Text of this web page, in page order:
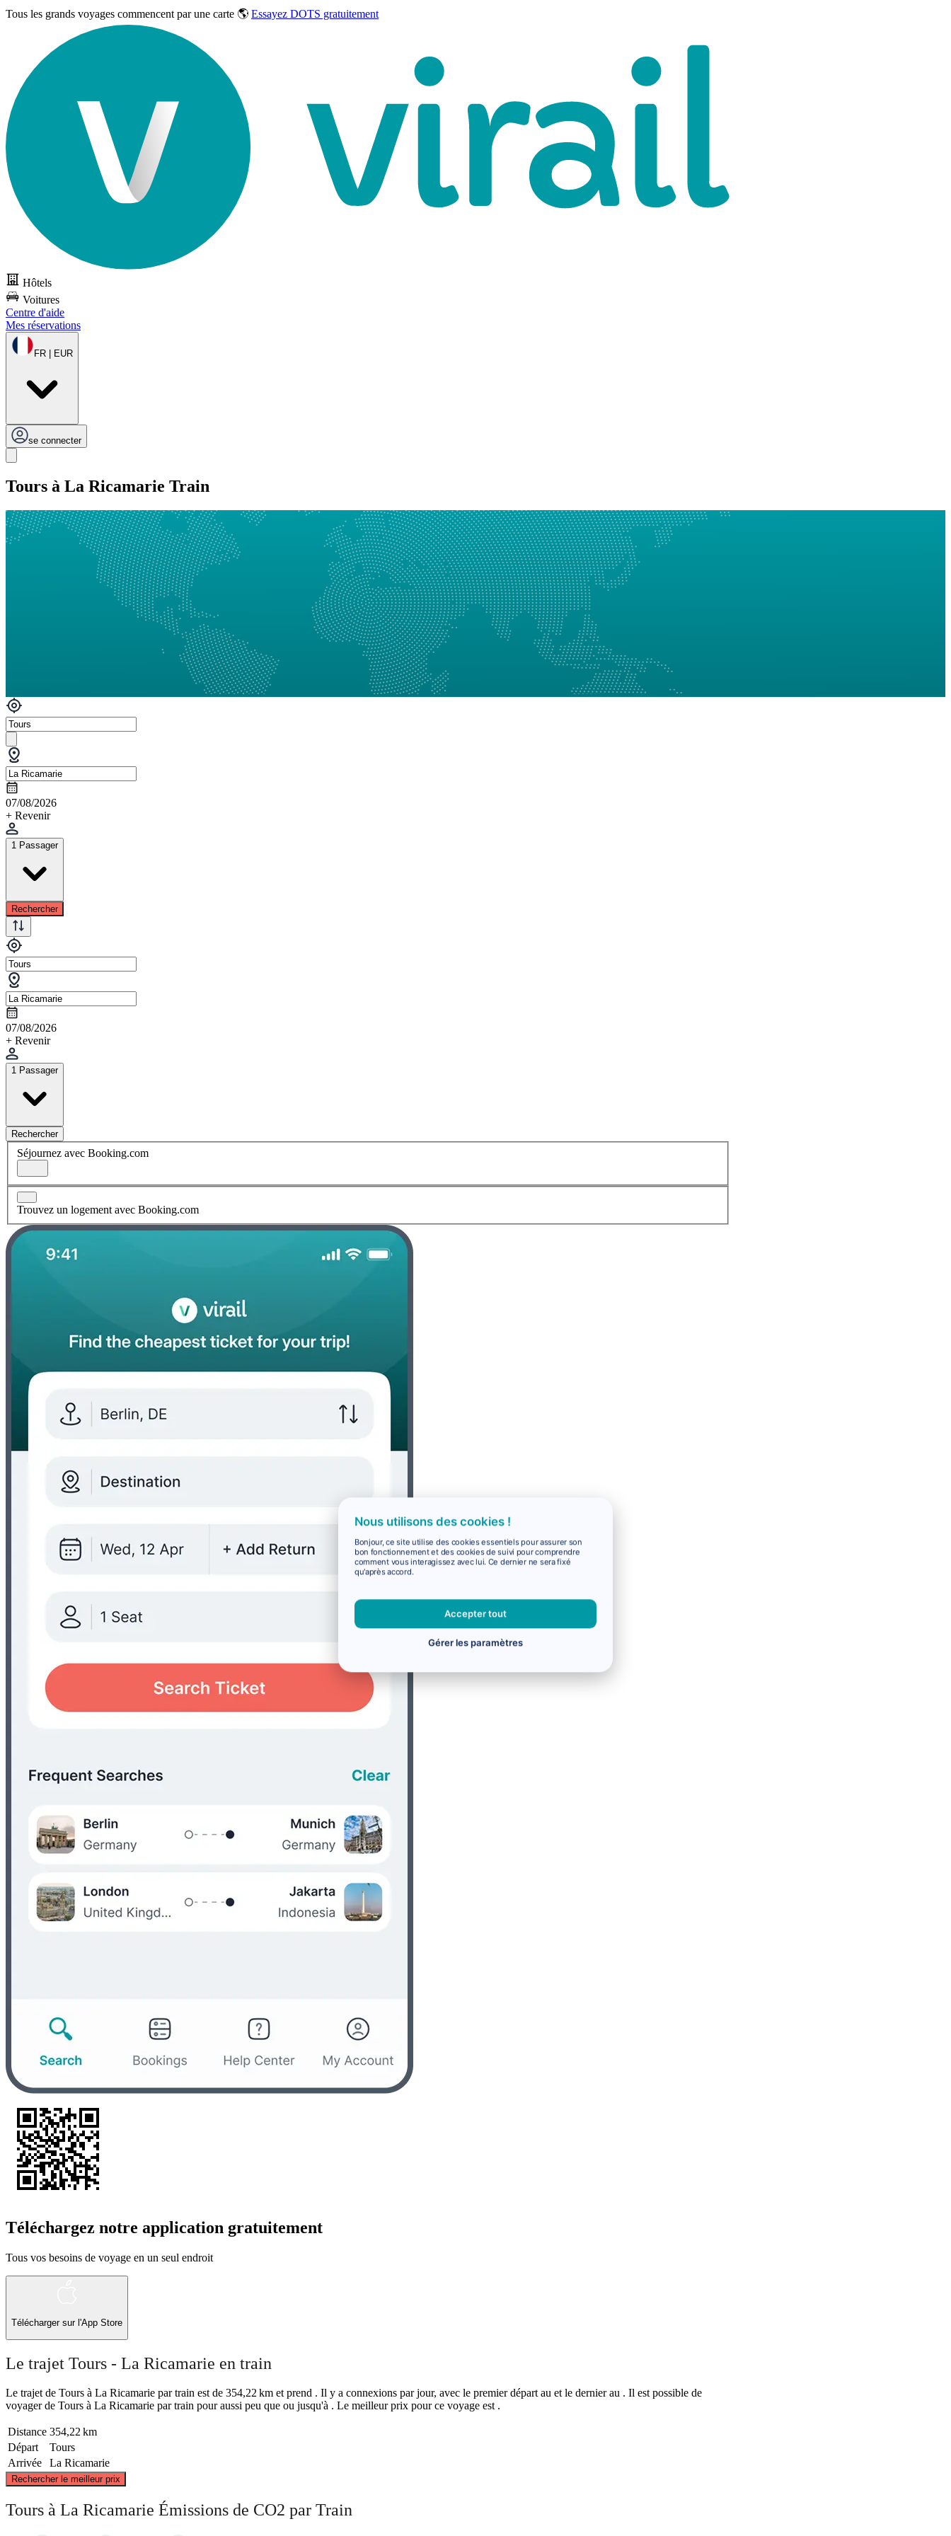
Tous les grands voyages commencent par une carte 🌎 Essayez DOTS gratuitement
Hôtels
Voitures
Centre d'aide
Mes réservations
FR | EUR
se connecter
Tours à La Ricamarie Train
07/08/2026
+ Revenir
1 Passager
Rechercher
07/08/2026
+ Revenir
1 Passager
Rechercher
Séjournez avec Booking.com
Trouvez un logement avec Booking.com
Téléchargez notre application gratuitement
Tous vos besoins de voyage en un seul endroit
Télécharger sur l'App Store
Le trajet Tours - La Ricamarie en train
Le trajet de Tours à La Ricamarie par train est de 354,22 km et prend . Il y a connexions par jour, avec le premier départ au et le dernier au . Il est possible de
voyager de Tours à La Ricamarie par train pour aussi peu que ou jusqu'à . Le meilleur prix pour ce voyage est .
Distance 354,22 km
Départ
Tours
Arrivée
La Ricamarie
Rechercher le meilleur prix
Tours à La Ricamarie Émissions de CO2 par Train
Nous utilisons des cookies !
Bonjour, ce site utilise des cookies essentiels pour assurer son
bon fonctionnement et des cookies de suivi pour comprendre
comment vous interagissez avec lui. Ce dernier ne sera fixé
qu'après accord.
Accepter tout
Gérer les paramètres